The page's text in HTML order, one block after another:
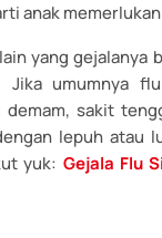
anak
yang gejalanya
umumnya
sakit
lepuh atau
yuk: Gejala Flu